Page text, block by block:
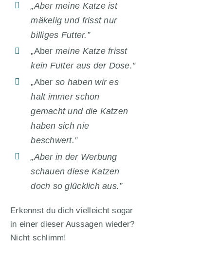
„Aber meine Katze ist
mäkelig und frisst nur
billiges Futter.”
„Aber meine Katze frisst
kein Futter aus der Dose.”
„Aber so haben wir es
halt immer schon
gemacht und die Katzen
haben sich nie
beschwert.”
„Aber in der Werbung
schauen diese Katzen
doch so glücklich aus.”
Erkennst du dich vielleicht sogar
in einer dieser Aussagen wieder?
Nicht schlimm!